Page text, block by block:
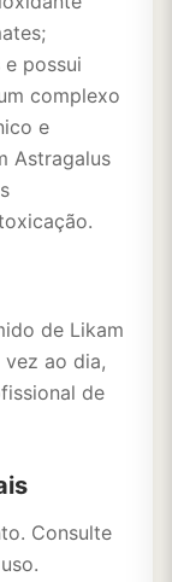
possui
complexo
e
Astragalus
de Likam
ao dia,
de
Consulte